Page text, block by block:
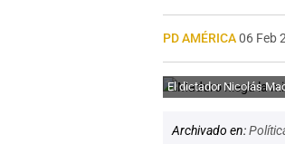
PD AMÉRICA06 Feb
El dictador Nicolás
Archivado en: